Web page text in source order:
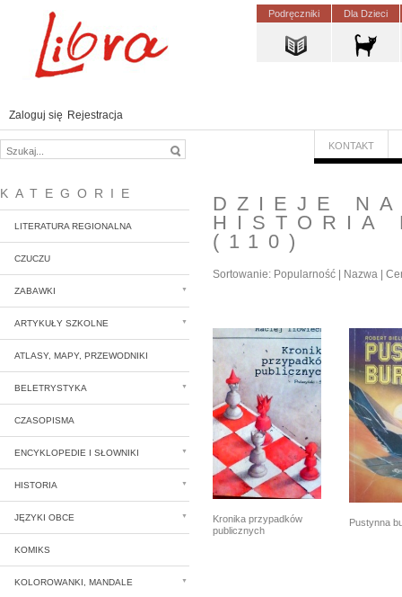
Podręczniki Dla Dzieci
Zaloguj się Rejestracja
KONTAKT
KATEGORIE
LITERATURA REGIONALNA
CZUCZU
ZABAWKI
ARTYKUŁY SZKOLNE
ATLASY, MAPY, PRZEWODNIKI
BELETRYSTYKA
CZASOPISMA
ENCYKLOPEDIE I SŁOWNIKI
HISTORIA
JĘZYKI OBCE
KOMIKS
KOLOROWANKI, MANDALE
DZIEJE
HISTORIA
(110)
Sortowanie: Popularność Nazwa
Kronika przypadków
publicznych
Pustynna